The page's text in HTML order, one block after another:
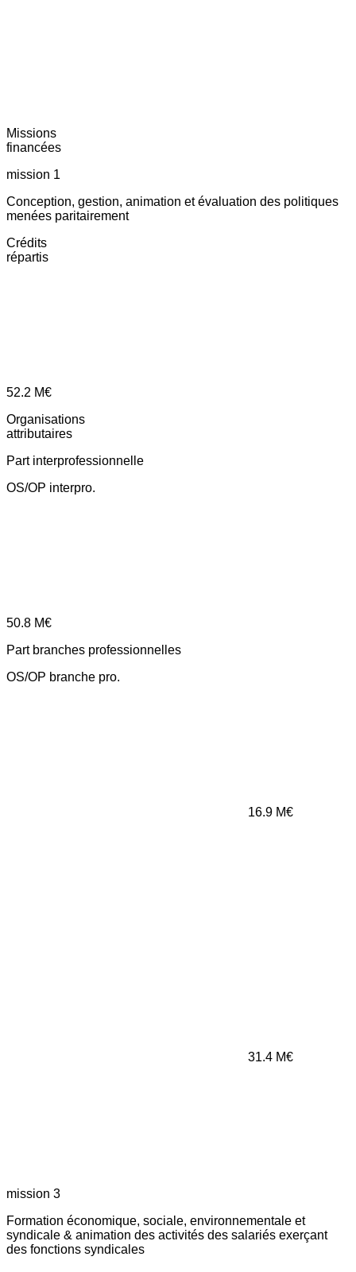
Missions
financées
mission 1
Conception, gestion, animation et évaluation des politiques
menées paritairement
Crédits
répartis
52.2 M€
Organisations
attributaires
Part interprofessionnelle
OS/OP interpro.
50.8 M€
Part branches professionnelles
OS/OP branche pro.
16.9 M€
31.4 M€
mission 3
Formation économique, sociale, environnementale et
syndicale & animation des activités des salariés exerçant
des fonctions syndicales